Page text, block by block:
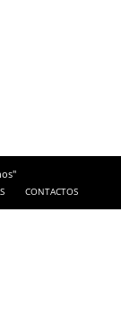
CONTACTOS